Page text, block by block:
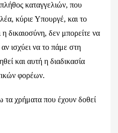
καταγγελιών, που
κύριε Υπουργέ, και το
δικαιοσύνη, δεν μπορείτε να
αν ισχύει να το πάμε στη
και αυτή η διαδικασία
φορέων.
χρήματα που έχουν δοθεί